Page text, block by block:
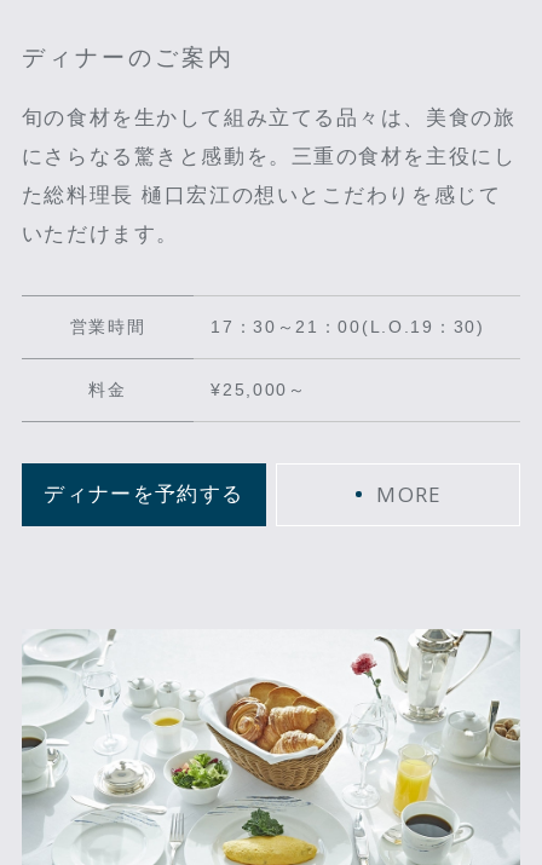
ディナーのご案内
旬の食材を生かして組み立てる品々は、美食の旅
にさらなる驚きと感動を。三重の食材を主役にし
た総料理長 樋口宏江の想いとこだわりを感じて
いただけます。
営業時間 17：30～21：00(L.O.19：30)
料金 ¥25,000～
ディナーを予約する MORE